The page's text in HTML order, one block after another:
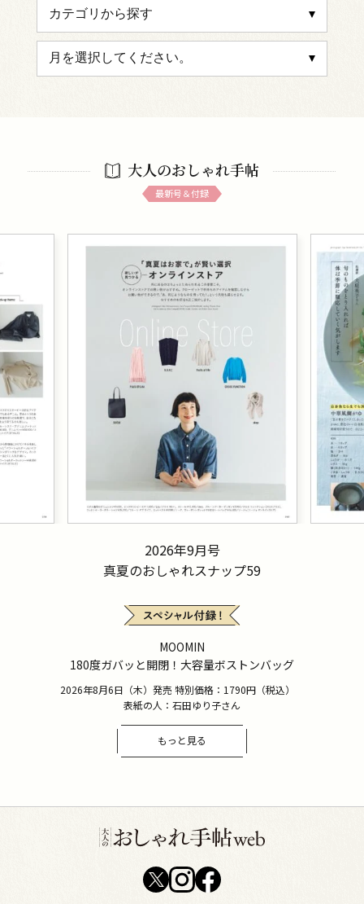
大人のおしゃれ手帖
最新号＆付録
2026年9月号
真夏のおしゃれスナップ59
MOOMIN
180度ガバッと開閉！大容量ボストンバッグ
2026年8月6日（木）発売 特別価格：1790円（税込）
表紙の人：石田ゆり子さん
もっと見る